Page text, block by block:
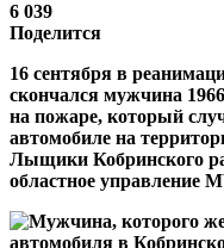
6 039
Поделится
16 сентября в
скончался мужчина
на пожаре, который
автомобиле на
Лыщики Кобринского
областное управление